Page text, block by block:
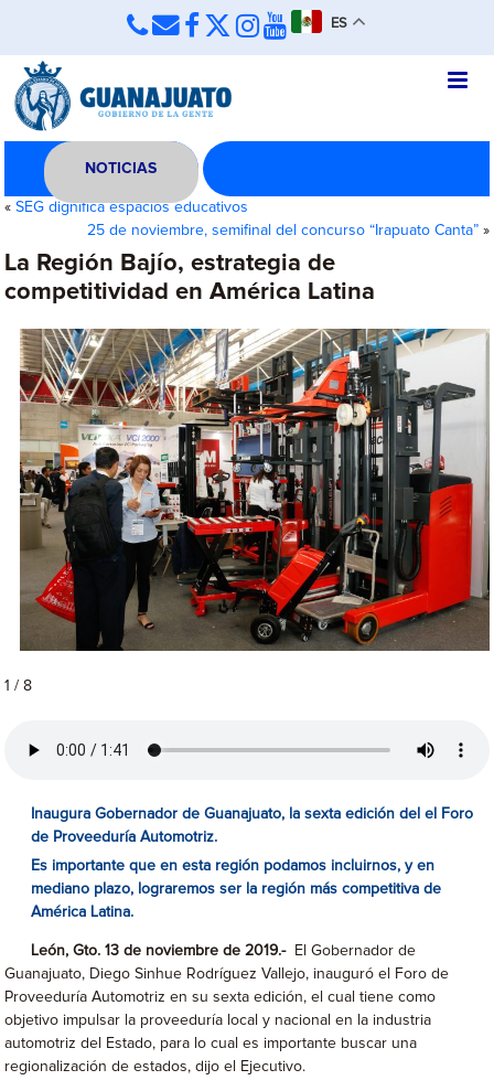
ES
NOTICIAS
«SEG dignifica espacios educativos
25 de noviembre, semifinal del concurso “Irapuato Canta”»
La Región Bajío, estrategia de
competitividad en América Latina
1 / 8
Inaugura Gobernador de Guanajuato, la sexta edición del el Foro
de Proveeduría Automotriz.
Es importante que en esta región podamos incluirnos, y en
mediano plazo, lograremos ser la región más competitiva de
América Latina.
León, Gto. 13 de noviembre de 2019.-El Gobernador de
Guanajuato, Diego Sinhue Rodríguez Vallejo, inauguró el Foro de
Proveeduría Automotriz en su sexta edición, el cual tiene como
objetivo impulsar la proveeduría local y nacional en la industria
automotriz del Estado, para lo cual es importante buscar una
regionalización de estados, dijo el Ejecutivo.